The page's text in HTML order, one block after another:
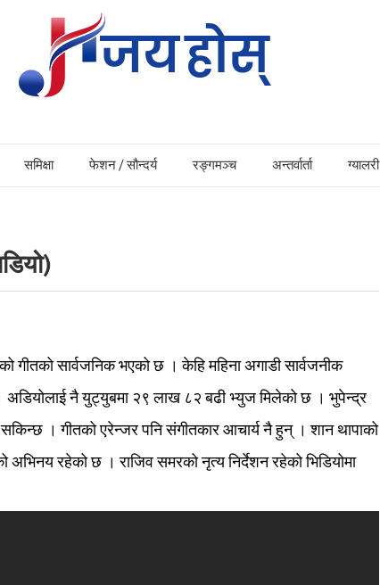
समिक्षा फेशन / सौन्दर्य रङ्गमञ्च अन्तर्वार्ता ग्यालरी
गीतको सार्वजनिक भएको छ । केहि महिना अगाडी सार्वजनीक
अडियोलाई नै युट्युबमा २९ लाख ८२ बढी भ्युज मिलेको छ । भुपेन्द्र
। गीतको एरेन्जर पनि संगीतकार आचार्य नै हुन् । शान थापाको
अभिनय रहेको छ । राजिव समरको नृत्य निर्देशन रहेको भिडियोमा